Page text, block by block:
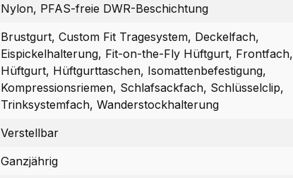
Nylon, PFAS-freie DWR-Beschichtung
Brustgurt, Custom Fit Tragesystem, Deckelfach,
Eispickelhalterung, Fit-on-the-Fly Hüftgurt, Frontfach,
Hüftgurt, Hüftgurttaschen, Isomattenbefestigung,
Kompressionsriemen, Schlafsackfach, Schlüsselclip,
Trinksystemfach, Wanderstockhalterung
Verstellbar
Ganzjährig